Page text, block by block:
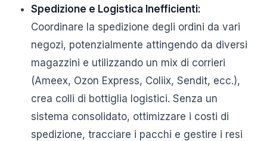
Spedizione e Logistica Inefficienti:
Coordinare la spedizione degli ordini da vari
negozi, potenzialmente attingendo da diversi
magazzini e utilizzando un mix di corrieri
(Ameex, Ozon Express, Coliix, Sendit, ecc.),
crea colli di bottiglia logistici. Senza un
sistema consolidato, ottimizzare i costi di
spedizione, tracciare i pacchi e gestire i resi